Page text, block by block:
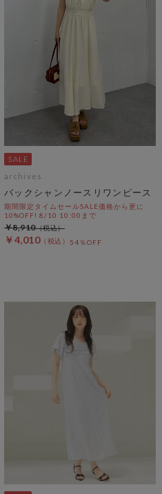
archives
バックシャンノースリワンピース
期間限定タイムセールSALE価格から更に
10%OFF! 8/10 10:00まで
￥4,010 54％OFF
￥8,910